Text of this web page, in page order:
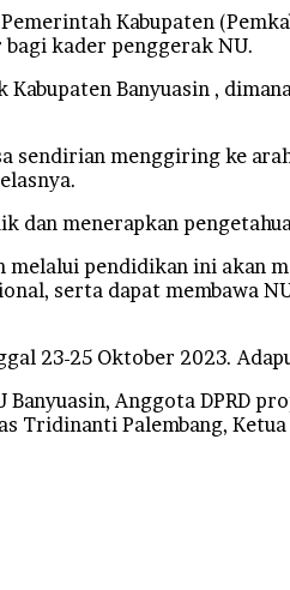
Kabupaten
bagi kader penggerak NU.
Banyuasin ,
menggiring ke
menerapkan
pendidikan ini
serta dapat membawa
23-25 Oktober 2023.
Anggota DPRD
Palembang,